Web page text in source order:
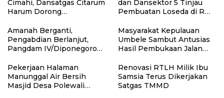
Cimahi, Dansatgas Citarum
Harum Dorong
Dimulai dari Rumah
dan Dansektor 5 Tinjau
Pembuatan Loseda di RW
Amanah Berganti,
Pengabdian Berlanjut,
Pangdam IV/Diponegoro
Pejabat Kodam
IV/Diponegoro
Masyarakat Kepulauan
Umbele Sambut Antusias
Hasil Pembukaan Jalan
Pekerjaan Halaman
Manunggal Air Bersih
Masjid Desa Polewali
Renovasi RTLH Milik Ibu
Samsia Terus Dikerjakan
Satgas TMMD